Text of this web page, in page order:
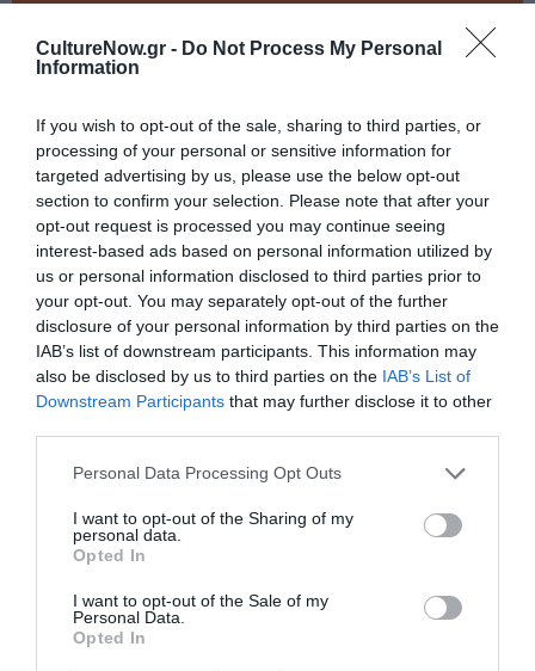
CultureNow.gr - Do Not Process My Personal
Information
If you wish to opt-out of the sale, sharing to third parties, or
processing of your personal or sensitive information for
targeted advertising by us, please use the below opt-out
section to confirm your selection. Please note that after your
opt-out request is processed you may continue seeing
interest-based ads based on personal information utilized by
us or personal information disclosed to third parties prior to
your opt-out. You may separately opt-out of the further
disclosure of your personal information by third parties on the
IAB’s list of downstream participants. This information may
also be disclosed by us to third parties on the IAB’s List of
Downstream Participants that may further disclose it to other
Personal Data Processing Opt Outs
I want to opt-out of the Sharing of my
personal data.
Opted In
I want to opt-out of the Sale of my
Personal Data.
Opted In
Από: 17/06/2025 Εως:
19/06/2025
Παράσταση: 17/6 στις 20.00, 19/6 στις 21.00
Συζήτηση: 18/6 στις 19.00-21.00
Τοποθεσία:
Θέατρο Τέχνης Καρόλου Κουν - Φρυνίχου, Φρυνίχου
14, Πλάκα
Θέατρο Τέχνης Καρόλου Κουν – Φρυνίχου
Eισιτήρια:
Τηλ.: 210 3222 464 |
Ακολουθήστε το Culturenow.gr στο Google News
μάθετε πρώτοι όλες τις ειδήσεις